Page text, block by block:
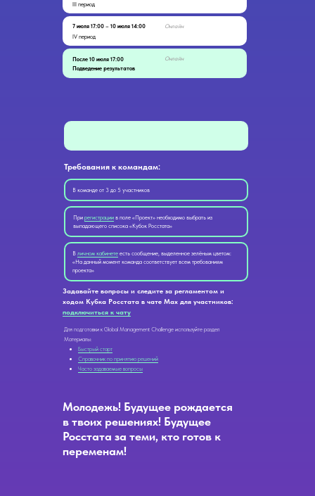
При регистрации в поле «Проект» необходимо выбрать из
выпадающего списока «Кубок Росстата»
В команде от 3 до 5 участников
В личном кабинете есть сообщение, выделенное зелёным цветом:
«На данный момент команда соответствует всем требованиям
проекта»
Требования к командам:
Задавайте вопросы и следите за регламентом и
ходом Кубка Росстата в чате Max для участников:
подключиться к чату
Для подготовки к Global Management Challenge используйте раздел
Материалы:
Быстрый старт
Cправочник по принятию решений
Часто задаваемые вопросы
III период
7 июля 17:00 – 10 июля 14:00
IV период
Онлайн
После 10 июля 17:00
Онлайн
Подведение результатов
Молодежь! Будущее рождается
в твоих решениях! Будущее
Росстата за теми, кто готов к
переменам!